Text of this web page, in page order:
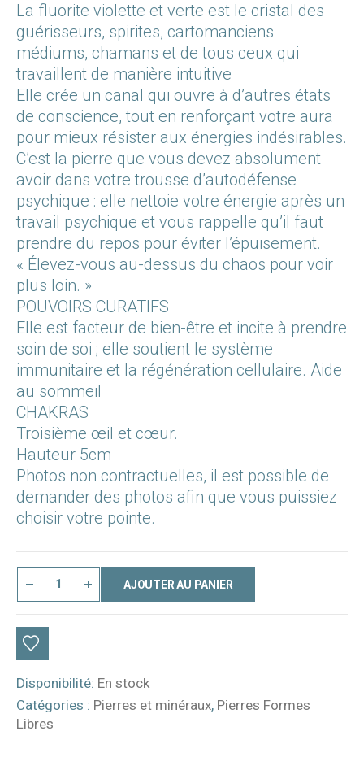
La fluorite violette et verte est le cristal des
guérisseurs, spirites, cartomanciens
médiums, chamans et de tous ceux qui
travaillent de manière intuitive
Elle crée un canal qui ouvre à d’autres états
de conscience, tout en renforçant votre aura
pour mieux résister aux énergies indésirables.
C’est la pierre que vous devez absolument
avoir dans votre trousse d’autodéfense
psychique : elle nettoie votre énergie après un
travail psychique et vous rappelle qu’il faut
prendre du repos pour éviter l’épuisement.
« Élevez-vous au-dessus du chaos pour voir
plus loin. »
POUVOIRS CURATIFS
Elle est facteur de bien-être et incite à prendre
soin de soi ; elle soutient le système
immunitaire et la régénération cellulaire. Aide
au sommeil
CHAKRAS
Troisième œil et cœur.
Hauteur 5cm
Photos non contractuelles, il est possible de
demander des photos afin que vous puissiez
choisir votre pointe.
AJOUTER AU PANIER
Disponibilité: En stock
Catégories : Pierres et minéraux, Pierres Formes
Libres